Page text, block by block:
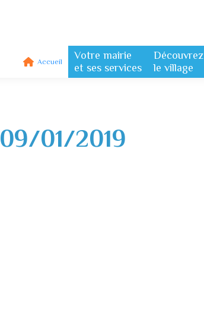
Accueil
Votre mairie
et ses services
Découvrez
le village
09/01/2019